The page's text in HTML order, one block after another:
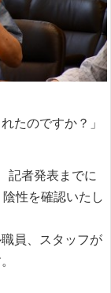
たのですか？」
記者発表までに
性を確認いたし
員、スタッフが